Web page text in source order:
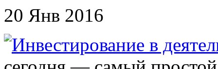
20 Янв 2016